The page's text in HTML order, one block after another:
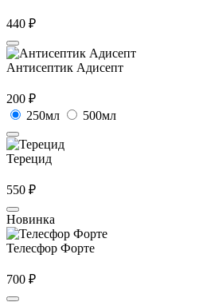
440 ₽
Антисептик Адисепт
200 ₽
250мл
500мл
Терецид
550 ₽
Новинка
Телесфор Форте
700 ₽